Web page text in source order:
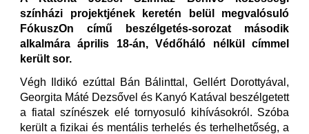
színházi projektjének keretén belül megvalósuló
FókuszOn című beszélgetés-sorozat második
alkalmára április 18-án, Védőháló nélkül címmel
került sor.
Végh Ildikó ezúttal Bán Bálinttal, Gellért Dorottyával,
Georgita Máté Dezsővel és Kanyó Katával beszélgetett
a fiatal színészek elé tornyosuló kihívásokról. Szóba
került a fizikai és mentális terhelés és terhelhetőség, a